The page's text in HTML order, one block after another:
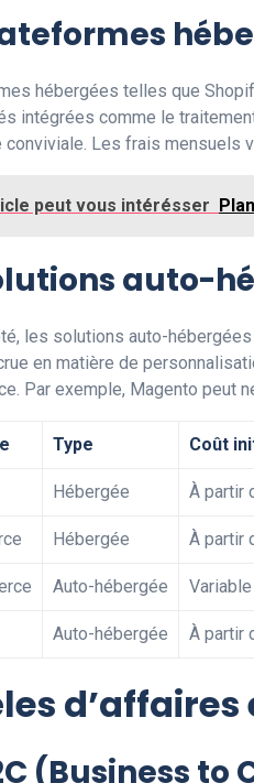
hébergées telles que
intégrées comme le
conviviale. Les frais mensuels
peut vous intérésser
auto-
les solutions auto-
en matière de
Par exemple, Magento peut
Type Coût
Hébergée À partir
Hébergée À partir
Auto-hébergée
Auto-hébergée À partir
(Business to